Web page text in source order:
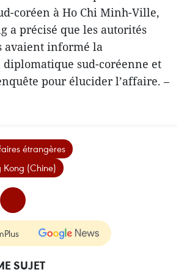
coréen à Ho Chi Minh-Ville,
a précisé que les autorités
avaient informé la
sud-coréenne et
pour élucider l’affaire. –
étrangères
(Chine)
SUJET